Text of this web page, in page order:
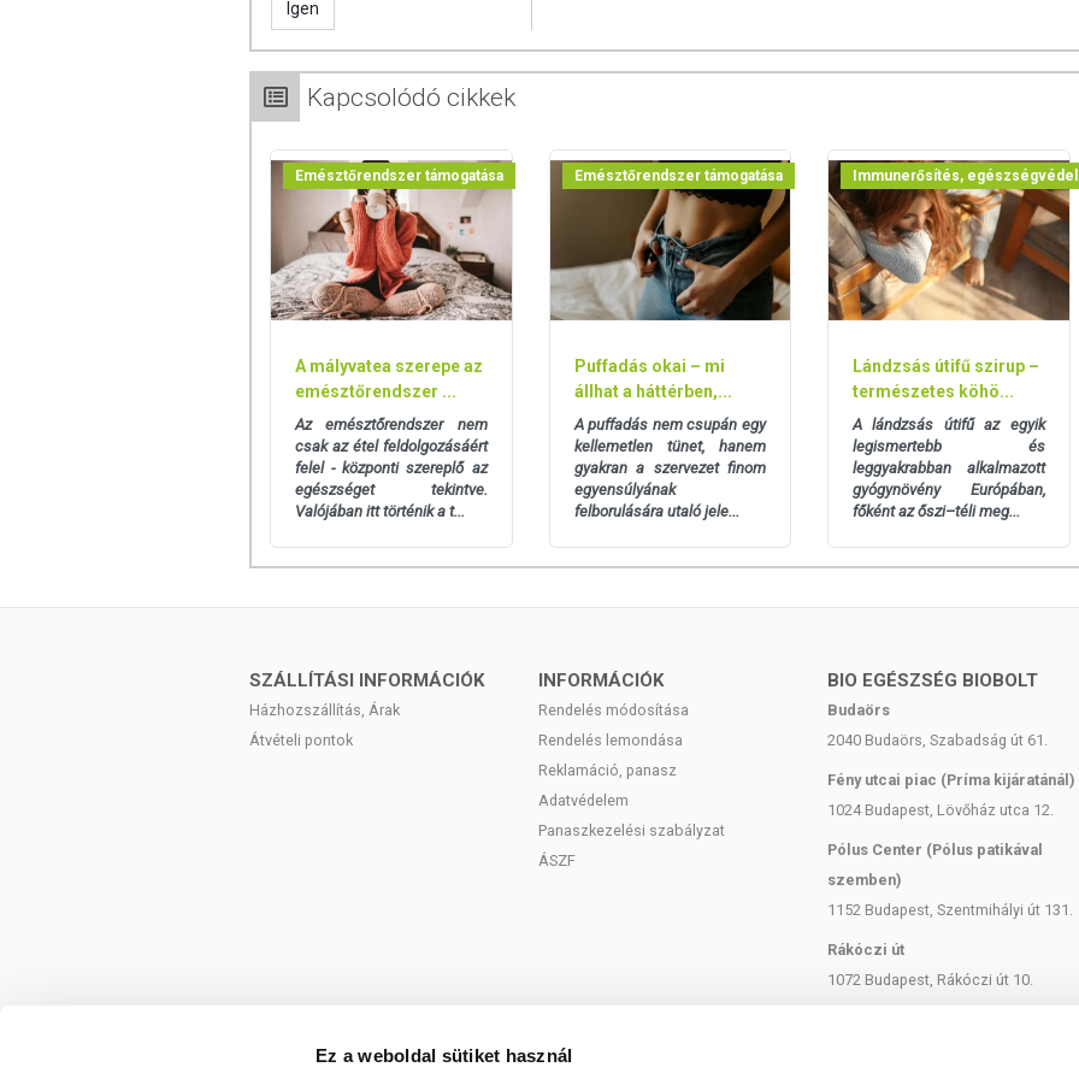
Ez a weboldal sütiket használ
Igen
Kapcsolódó cikkek
Emésztőrendszer támogatása
A mályvatea szerepe az
emésztőrendszer ...
Az emésztőrendszer nem
csak az étel feldolgozásáért
felel - központi szereplő az
egészséget tekintve.
Valójában itt történik a t...
Emésztőrendszer támogatása
Puffadás okai – mi
állhat a háttérben,...
A puffadás nem csupán egy
kellemetlen tünet, hanem
gyakran a szervezet finom
egyensúlyának
felborulására utaló jele...
Immunerősítés,
Lándzsás útifű szirup –
természetes köhö...
A lándzsás útifű az egyik
legismertebb és
leggyakrabban alkalmazott
gyógynövény Európában,
főként az őszi–téli meg...
SZÁLLÍTÁSI INFORMÁCIÓK
Házhozszállítás, Árak
Átvételi pontok
INFORMÁCIÓK
Rendelés módosítása
Rendelés lemondása
Reklamáció, panasz
Adatvédelem
Panaszkezelési szabályzat
ÁSZF
BIO EGÉSZSÉG BIOBOLT
Budaörs
2040 Budaörs, Szabadság út 61.
Fény utcai piac (Príma kijáratánál)
1024 Budapest, Lövőház utca 12.
Pólus Center (Pólus patikával
szemben)
1152 Budapest, Szentmihályi út 131.
Rákóczi út
1072 Budapest, Rákóczi út 10.